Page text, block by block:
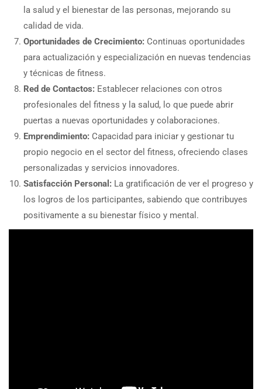
la salud y el bienestar de las personas, mejorando su
calidad de vida.
Oportunidades de Crecimiento: Continuas oportunidades
para actualización y especialización en nuevas tendencias
y técnicas de fitness.
Red de Contactos: Establecer relaciones con otros
profesionales del fitness y la salud, lo que puede abrir
puertas a nuevas oportunidades y colaboraciones.
Emprendimiento: Capacidad para iniciar y gestionar tu
propio negocio en el sector del fitness, ofreciendo clases
personalizadas y servicios innovadores.
Satisfacción Personal: La gratificación de ver el progreso y
los logros de los participantes, sabiendo que contribuyes
positivamente a su bienestar físico y mental.